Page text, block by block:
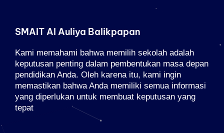
SMAIT Al Auliya Balikpapan
Kami memahami bahwa memilih sekolah adalah
keputusan penting dalam pembentukan masa depan
pendidikan Anda. Oleh karena itu, kami ingin
memastikan bahwa Anda memiliki semua informasi
yang diperlukan untuk membuat keputusan yang
tepat